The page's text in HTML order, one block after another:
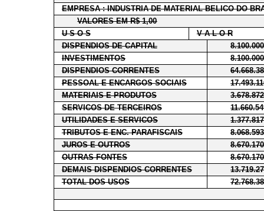
EMPRESA : INDUSTRIA DE MATERIAL BELICO DO
VALORES EM R$ 1,00
U S O S
V A L O R
DISPENDIOS DE CAPITAL
8.100.000
INVESTIMENTOS
8.100.000
DISPENDIOS CORRENTES
PESSOAL E ENCARGOS SOCIAIS
MATERIAIS E PRODUTOS
3.678.872
SERVICOS DE TERCEIROS
UTILIDADES E SERVICOS
1.377.817
TRIBUTOS E ENC. PARAFISCAIS
8.068.593
JUROS E OUTROS
8.670.170
OUTRAS FONTES
8.670.170
DEMAIS DISPENDIOS CORRENTES
TOTAL DOS USOS